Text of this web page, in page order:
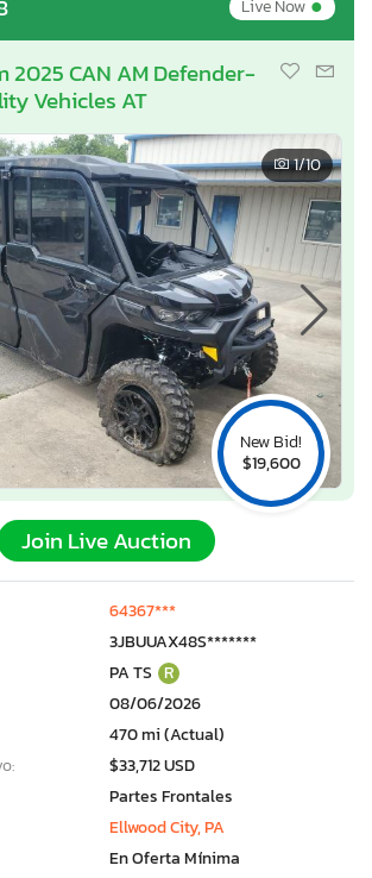
Live Now
2025 CAN AM Defender-
Vehicles AT
New Bid!
$19,600
1/10
Join Live Auction
64367***
3JBUUAX48S*******
PA TS R
08/06/2026
470 mi (Actual)
$33,712 USD
Partes Frontales
Ellwood City, PA
En Oferta Mínima